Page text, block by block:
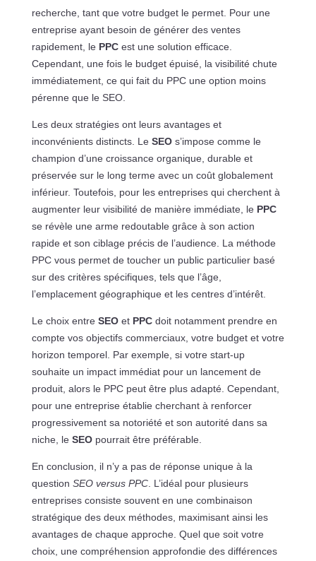
recherche, tant que votre budget le permet. Pour une
entreprise ayant besoin de générer des ventes
rapidement, le PPCest une solution efficace.
Cependant, une fois le budget épuisé, la visibilité chute
immédiatement, ce qui fait du PPC une option moins
pérenne que le SEO.
Les deux stratégies ont leurs avantages et
inconvénients distincts. Le SEOs’impose comme le
champion d’une croissance organique, durable et
préservée sur le long terme avec un coût globalement
inférieur. Toutefois, pour les entreprises qui cherchent à
augmenter leur visibilité de manière immédiate, le PPC
se révèle une arme redoutable grâce à son action
rapide et son ciblage précis de l’audience. La méthode
PPC vous permet de toucher un public particulier basé
sur des critères spécifiques, tels que l’âge,
l’emplacement géographique et les centres d’intérêt.
Le choix entre SEOet PPCdoit notamment prendre en
compte vos objectifs commerciaux, votre budget et votre
horizon temporel. Par exemple, si votre start-up
souhaite un impact immédiat pour un lancement de
produit, alors le PPC peut être plus adapté. Cependant,
pour une entreprise établie cherchant à renforcer
progressivement sa notoriété et son autorité dans sa
niche, le SEOpourrait être préférable.
En conclusion, il n’y a pas de réponse unique à la
question SEO versus PPC. L’idéal pour plusieurs
entreprises consiste souvent en une combinaison
stratégique des deux méthodes, maximisant ainsi les
avantages de chaque approche. Quel que soit votre
choix, une compréhension approfondie des différences